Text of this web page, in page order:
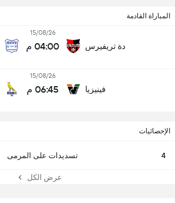
المباراة القادمة
دة تريفيرس
15/08/26
04:00 م
فينيزيا
15/08/26
06:45 م
الإحصائيات
4 تسديدات على المرمى
عرض الكل